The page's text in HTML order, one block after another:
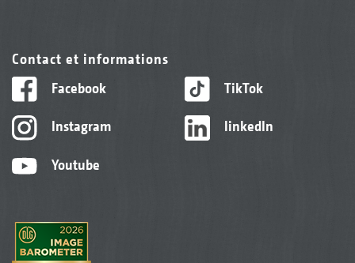
Contact et informations
Facebook
Instagram
Youtube
TikTok
linkedIn